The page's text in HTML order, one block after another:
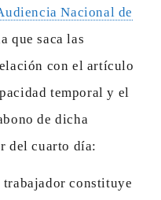
Nacional de
que saca las
con el artículo
temporal y el
de dicha
del cuarto día:
trabajador constituye